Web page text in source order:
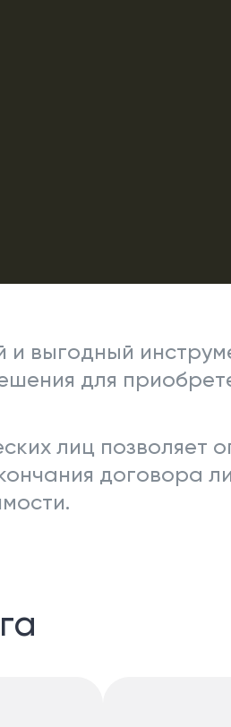
выгодный
для
лиц позволяет
договора